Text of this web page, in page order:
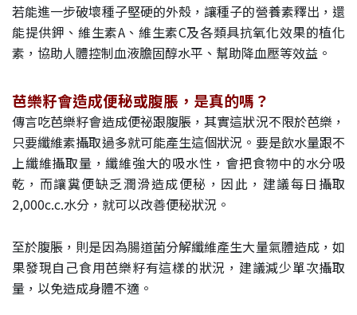
若能進一步破壞種子堅硬的外殼，讓種子的營養素釋出，還
能提供鉀、維生素A、維生素C及各類具抗氧化效果的植化
素，協助人體控制血液膽固醇水平、幫助降血壓等效益。
芭樂籽會造成便秘或腹脹，是真的嗎？
傳言吃芭樂籽會造成便祕跟腹脹，其實這狀況不限於芭樂，
只要纖維素攝取過多就可能產生這個狀況。要是飲水量跟不
上纖維攝取量，纖維強大的吸水性，會把食物中的水分吸
乾，而讓糞便缺乏潤滑造成便秘，因此，建議每日攝取
2,000c.c.水分，就可以改善便秘狀況。
至於腹脹，則是因為腸道菌分解纖維產生大量氣體造成，如
果發現自己食用芭樂籽有這樣的狀況，建議減少單次攝取
量，以免造成身體不適。